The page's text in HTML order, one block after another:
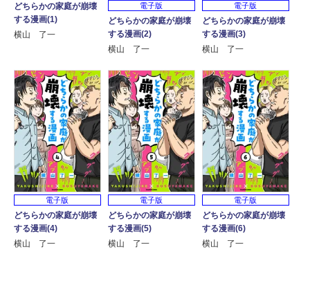
どちらかの家庭が崩壊
する漫画(1)
横山 了一
電子版
どちらかの家庭が崩壊
する漫画(2)
横山 了一
電子版
どちらかの家庭が崩壊
する漫画(3)
横山 了一
電子版
どちらかの家庭が崩壊
する漫画(4)
横山 了一
電子版
どちらかの家庭が崩壊
する漫画(5)
横山 了一
電子版
どちらかの家庭が崩壊
する漫画(6)
横山 了一